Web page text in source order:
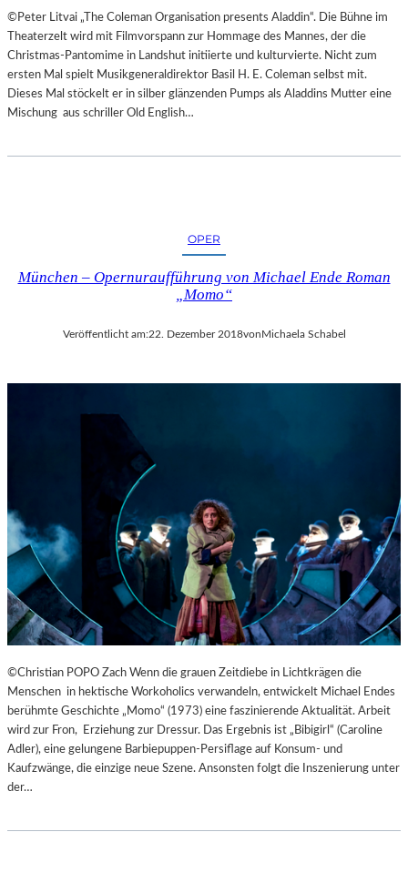
©Peter Litvai „The Coleman Organisation presents Aladdin“. Die Bühne im
Theaterzelt wird mit Filmvorspann zur Hommage des Mannes, der die
Christmas-Pantomime in Landshut initiierte und kulturvierte. Nicht zum
ersten Mal spielt Musikgeneraldirektor Basil H. E. Coleman selbst mit.
Dieses Mal stöckelt er in silber glänzenden Pumps als Aladdins Mutter eine
Mischung aus schriller Old English…
OPER
München – Opernuraufführung von Michael Ende Roman
„Momo“
Veröffentlicht am:22. Dezember 2018vonMichaela Schabel
©Christian POPO Zach Wenn die grauen Zeitdiebe in Lichtkrägen die
Menschen in hektische Workoholics verwandeln, entwickelt Michael Endes
berühmte Geschichte „Momo“ (1973) eine faszinierende Aktualität. Arbeit
wird zur Fron, Erziehung zur Dressur. Das Ergebnis ist „Bibigirl“ (Caroline
Adler), eine gelungene Barbiepuppen-Persiflage auf Konsum- und
Kaufzwänge, die einzige neue Szene. Ansonsten folgt die Inszenierung unter
der…